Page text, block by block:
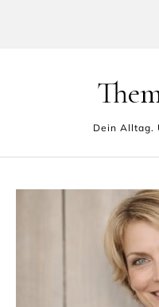
Dein Alltag.